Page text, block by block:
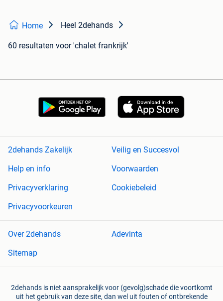
Home Heel 2dehands
60 resultaten voor 'chalet frankrijk'
2dehands Zakelijk
Veilig en Succesvol
Help en info
Voorwaarden
Privacyverklaring
Cookiebeleid
Privacyvoorkeuren
Over 2dehands
Adevinta
Sitemap
2dehands is niet aansprakelijk voor (gevolg)schade die voortkomt
uit het gebruik van deze site, dan wel uit fouten of ontbrekende